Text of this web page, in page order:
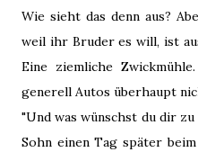
Wie sieht das denn aus?
weil ihr Bruder es will, ist
Eine ziemliche
generell Autos überhaupt
"Und was wünschst du dir
Sohn einen Tag später